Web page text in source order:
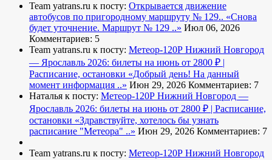
Team yatrans.ru к посту: Открывается движение
автобусов по пригородному маршруту № 129.. «Снова
будет уточнение. Маршрут № 129 ..» Июл 06, 2026
Комментариев: 5
Team yatrans.ru к посту: Метеор-120Р Нижний Новгород
— Ярославль 2026: билеты на июнь от 2800 ₽ |
Расписание, остановки «Добрый день! На данный
момент информация ..» Июн 29, 2026 Комментариев: 7
Наталья к посту: Метеор-120Р Нижний Новгород —
Ярославль 2026: билеты на июнь от 2800 ₽ | Расписание,
остановки «Здравствуйте, хотелось бы узнать
расписание "Метеора" ..» Июн 29, 2026 Комментариев: 7
Team yatrans.ru к посту: Метеор-120Р Нижний Новгород